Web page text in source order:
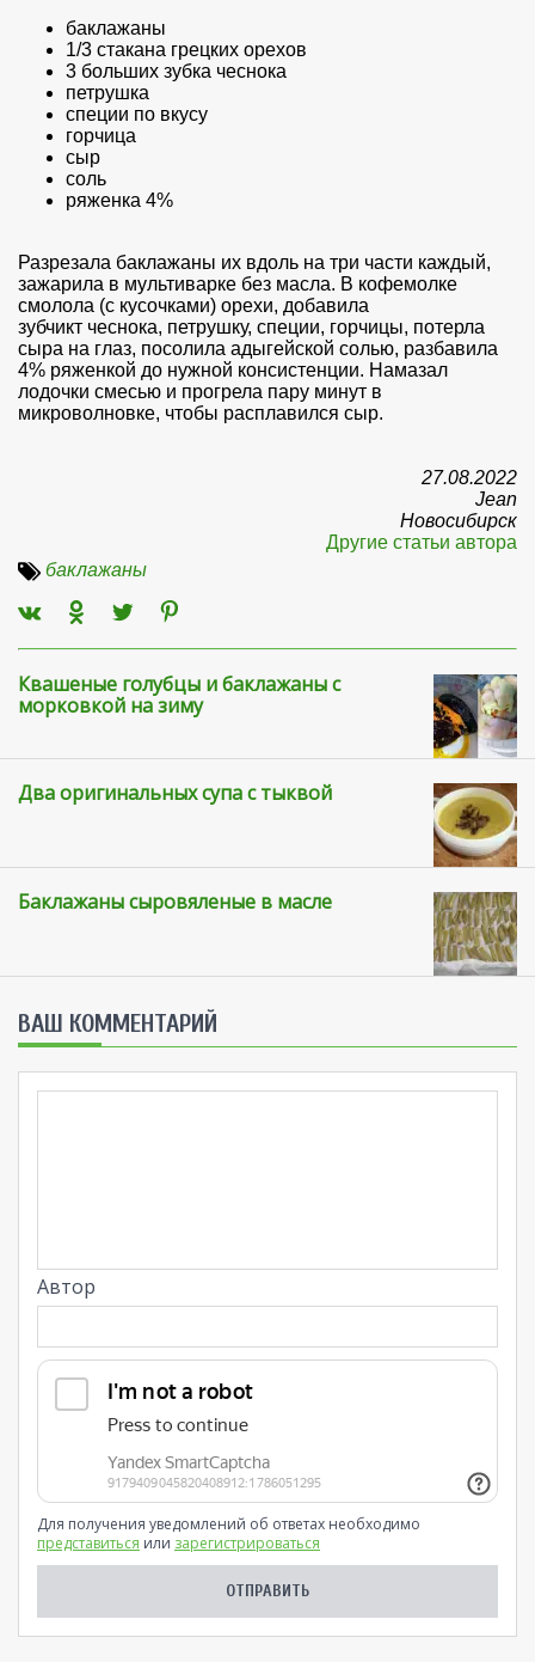
баклажаны
1/3 стакана грецких орехов
3 больших зубка чеснока
петрушка
специи по вкусу
горчица
сыр
соль
ряженка 4%
Разрезала баклажаны их вдоль на три части каждый,
зажарила в мультиварке без масла. В кофемолке
смолола (с кусочками) орехи, добавила
зубчикт чеснока, петрушку, специи, горчицы, потерла
сыра на глаз, посолила адыгейской солью, разбавила
4% ряженкой до нужной консистенции. Намазал
лодочки смесью и прогрела пару минут в
микроволновке, чтобы расплавился сыр.
27.08.2022
Jean
Новосибирск
Другие статьи автора
баклажаны
Квашеные голубцы и баклажаны с
морковкой на зиму
Два оригинальных супа с тыквой
Баклажаны сыровяленые в масле
ВАШ КОММЕНТАРИЙ
Автор
Для получения уведомлений об ответах необходимо
представиться или зарегистрироваться